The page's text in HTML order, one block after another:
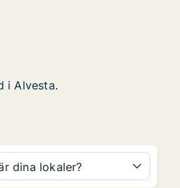
i Alvesta.
dina lokaler?